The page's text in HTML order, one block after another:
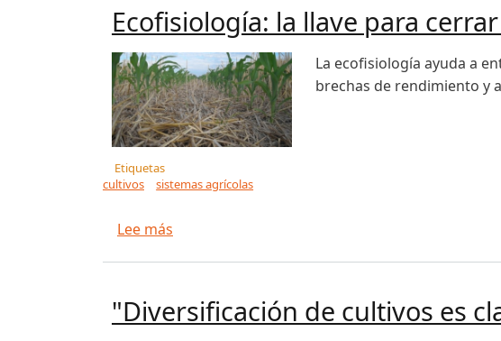
Ecofisiología: la llave para
La ecofisiología ayuda a
brechas de rendimiento y
Etiquetas
cultivos
sistemas agrícolas
Lee más
"Diversificación de cultivos es